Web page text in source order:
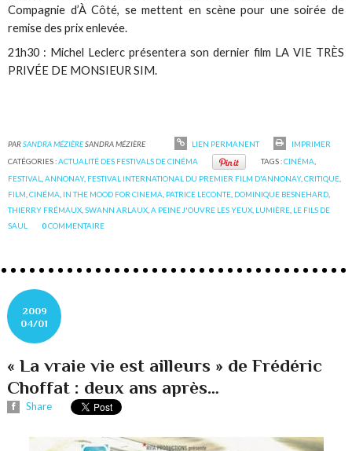
Compagnie d’À Côté, se mettent en scène pour une soirée de
remise des prix enlevée.
21h30 : Michel Leclerc présentera son dernier film LA VIE TRÈS
PRIVÉE DE MONSIEUR SIM.
PARSANDRA MÉZIÈRESANDRA MÉZIÈRE LIEN PERMANENT
IMPRIMER
CATÉGORIES :ACTUALITÉ DES FESTIVALS DE CINÉMA TAGS :CINÉMA
FESTIVAL ,ANNONAY, FESTIVAL INTERNATIONAL DU PREMIER FILM D'ANNONAY,CRITIQUE
FILM ,CINÉMA IN THE MOOD FOR CINEMA PATRICE LECONTE DOMINIQUE BESNEHARD
THIERRY FRÉMAUX ,SWANN ARLAUX ,A PEINE J'OUVRE LES YEUX LUMIÈRE LE FILS DE
SAUL
0COMMENTAIRE
2009
04/01
« La vraie vie est ailleurs » de Frédéric
Choffat : deux ans après…
Share